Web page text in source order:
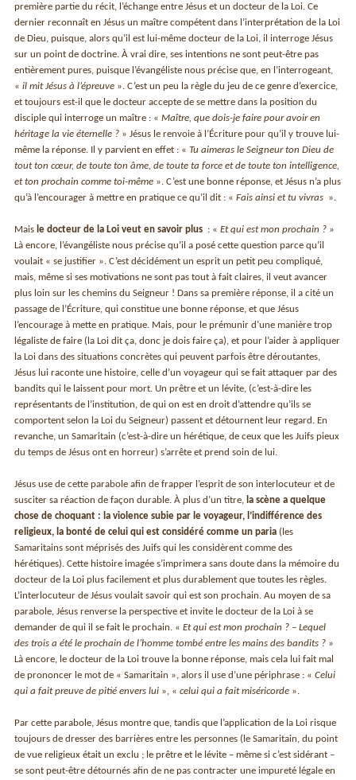
première partie du récit, l’échange entre Jésus et un docteur de la Loi. Ce
dernier reconnaît en Jésus un maître compétent dans l’interprétation de la Loi
de Dieu, puisque, alors qu’il est lui-même docteur de la Loi, il interroge Jésus
sur un point de doctrine. À vrai dire, ses intentions ne sont peut-être pas
entièrement pures, puisque l’évangéliste nous précise que, en l’interrogeant,
«il mit Jésus à l’épreuve ». C’est un peu la règle du jeu de ce genre d’exercice,
et toujours est-il que le docteur accepte de se mettre dans la position du
disciple qui interroge un maître : «Maître, que dois-je faire pour avoir en
héritage la vie éternelle ? » Jésus le renvoie à l’Écriture pour qu’il y trouve lui-
même la réponse. Il y parvient en effet : «Tu aimeras le Seigneur ton Dieu de
tout ton cœur, de toute ton âme, de toute ta force et de toute ton intelligence,
et ton prochain comme toi-même ». C’est une bonne réponse, et Jésus n’a plus
qu’à l’encourager à mettre en pratique ce qu’il dit : «Fais ainsi et tu vivras ».
Mais le docteur de la Loi veut en savoir plus : «Et qui est mon prochain ? »
Là encore, l’évangéliste nous précise qu’il a posé cette question parce qu’il
voulait « se justifier ». C’est décidément un esprit un petit peu compliqué,
mais, même si ses motivations ne sont pas tout à fait claires, il veut avancer
plus loin sur les chemins du Seigneur ! Dans sa première réponse, il a cité un
passage de l’Écriture, qui constitue une bonne réponse, et que Jésus
l’encourage à mette en pratique. Mais, pour le prémunir d’une manière trop
légaliste de faire (la Loi dit ça, donc je dois faire ça), et pour l’aider à appliquer
la Loi dans des situations concrètes qui peuvent parfois être déroutantes,
Jésus lui raconte une histoire, celle d’un voyageur qui se fait attaquer par des
bandits qui le laissent pour mort. Un prêtre et un lévite, (c’est-à-dire les
représentants de l’institution, de qui on est en droit d’attendre qu’ils se
comportent selon la Loi du Seigneur) passent et détournent leur regard. En
revanche, un Samaritain (c’est-à-dire un hérétique, de ceux que les Juifs pieux
du temps de Jésus ont en horreur) s’arrête et prend soin de lui.
Jésus use de cette parabole afin de frapper l’esprit de son interlocuteur et de
susciter sa réaction de façon durable. À plus d’un titre,
la scène a quelque
chose de choquant : la violence subie par le voyageur, l’indifférence des
religieux, la bonté de celui qui est considéré comme un paria (les
Samaritains sont méprisés des Juifs qui les considèrent comme des
hérétiques). Cette histoire imagée s’imprimera sans doute dans la mémoire du
docteur de la Loi plus facilement et plus durablement que toutes les règles.
L’interlocuteur de Jésus voulait savoir qui est son prochain. Au moyen de sa
parabole, Jésus renverse la perspective et invite le docteur de la Loi à se
demander de qui il se fait le prochain. «Et qui est mon prochain ? – Lequel
des trois a été le prochain de l’homme tombé entre les mains des bandits ? »
Là encore, le docteur de la Loi trouve la bonne réponse, mais cela lui fait mal
de prononcer le mot de « Samaritain », alors il use d’une périphrase : «Celui
qui a fait preuve de pitié envers lui », «celui qui a fait miséricorde ».
Par cette parabole, Jésus montre que, tandis que l’application de la Loi risque
toujours de dresser des barrières entre les personnes (le Samaritain, du point
de vue religieux était un exclu ; le prêtre et le lévite – même si c’est sidérant –
se sont peut-être détournés afin de ne pas contracter une impureté légale en